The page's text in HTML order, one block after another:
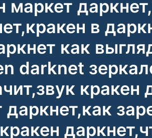
в
как
darknet
кракен